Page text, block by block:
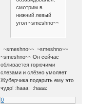
смотрим в
нижний левый
угол ~smeshno~~
~smeshno~~ ~smeshno~~
~smeshno~~ Он сейчас
обливается горючими
слезами и слёзно умоляет
Жуберчика подарить ему это
чудо! :haaa: :haaa:
0